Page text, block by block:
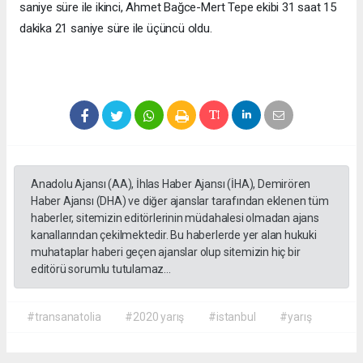
saniye süre ile ikinci, Ahmet Bağce-Mert Tepe ekibi 31 saat 15
dakika 21 saniye süre ile üçüncü oldu.
Anadolu Ajansı (AA), İhlas Haber Ajansı (İHA), Demirören
Haber Ajansı (DHA) ve diğer ajanslar tarafından eklenen tüm
haberler, sitemizin editörlerinin müdahalesi olmadan ajans
kanallarından çekilmektedir. Bu haberlerde yer alan hukuki
muhataplar haberi geçen ajanslar olup sitemizin hiç bir
editörü sorumlu tutulamaz...
#transanatolia #2020 yarış #istanbul #yarış